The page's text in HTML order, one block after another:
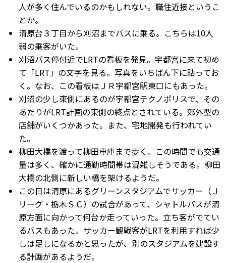
人が多く住んでいるのかもしれない。職住近接というこ
とか。
清原台３丁目から刈沼までバスに乗る。こちらは10人
弱の乗客がいた。
刈沼バス停付近でLRTの看板を発見。宇都宮に来て初め
て「LRT」の文字を見る。写真をいちばん下に貼ってお
く。なお、この看板はＪＲ宇都宮駅東口にもあった。
刈沼の少し東側にあるのが宇都宮テクノポリスで、その
あたりがLRT計画の東側の終点とされている。郊外型の
店舗がいくつかあった。また、宅地開発も行われてい
た。
柳田大橋を渡って柳田車庫まで歩く。この時間でも交通
量は多く、確かに通勤時間帯は混雑しそうである。柳田
大橋の北側に新しい橋を架けるようだ。
この日は清原にあるグリーンスタジアムでサッカー（Ｊ
リーグ・栃木ＳＣ）の試合があって、シャトルバスが清
原方面に向かって何台か走っていった。立ち客がでてい
るバスもあった。サッカー観戦客がLRTを利用すれば少
しは足しになるかと思ったが、別のスタジアムを建設す
る計画があるようだ。